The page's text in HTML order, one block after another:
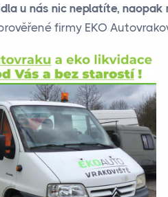
u nás nic neplatíte, naopak
firmy EKO